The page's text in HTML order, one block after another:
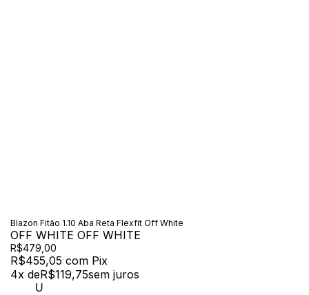
Blazon Fitão 1.10 Aba Reta Flexfit Off White
OFF WHITE OFF WHITE
R$479,00
R$455,05 com Pix
4x deR$119,75sem juros
U